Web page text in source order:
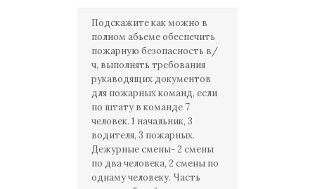
Подскажите как можно в
полном абьеме обеспечить
пожарную безопасность в/
ч, выполнять требования
рукаводящих документов
для пожарных команд, если
по штату в команде 7
человек. 1 начальник, 3
водителя, 3 пожарных.
Дежурные смены- 2 смены
по два человека, 2 смены по
однаму человеку. Часть